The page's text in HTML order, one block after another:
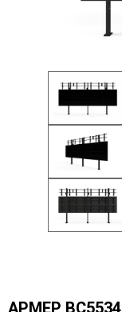
АРМЕР